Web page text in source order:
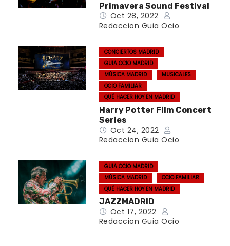
Primavera Sound Festival
Oct 28, 2022
Redaccion Guia Ocio
CONCIERTOS MADRID
GUIA OCIO MADRID
MÚSICA MADRID
MUSICALES
OCIO FAMILIAR
QUÉ HACER HOY EN MADRID
Harry Potter Film Concert
Series
Oct 24, 2022
Redaccion Guia Ocio
GUIA OCIO MADRID
MÚSICA MADRID
OCIO FAMILIAR
QUÉ HACER HOY EN MADRID
JAZZMADRID
Oct 17, 2022
Redaccion Guia Ocio